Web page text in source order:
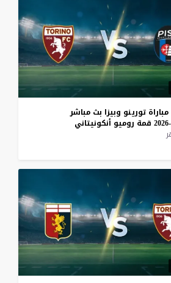
مباراة تورينو وبيزا بث مباشر
قمة روميو أنكونيتاني